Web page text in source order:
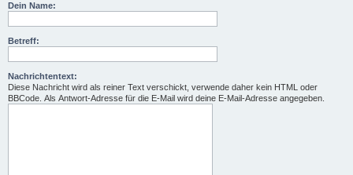
Dein Name:
Betreff:
Nachrichtentext:
Diese Nachricht wird als reiner Text verschickt, verwende daher kein HTML oder
BBCode. Als Antwort-Adresse für die E-Mail wird deine E-Mail-Adresse angegeben.